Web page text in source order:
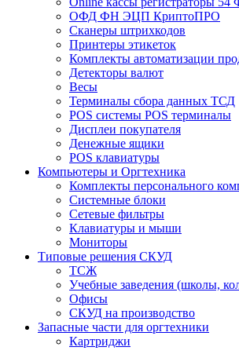
ОФД ФН ЭЦП КриптоПРО
Сканеры штрихкодов
Принтеры этикеток
Комплекты автоматизации
Детекторы валют
Весы
Терминалы сбора данных ТСД
POS системы POS терминалы
Дисплеи покупателя
Денежные ящики
POS клавиатуры
Компьютеры и Оргтехника
Комплекты персонального
Системные блоки
Сетевые фильтры
Клавиатуры и мыши
Мониторы
Типовые решения СКУД
ТСЖ
Учебные заведения (школы,
Офисы
СКУД на производство
Запасные части для оргтехники
Картриджи